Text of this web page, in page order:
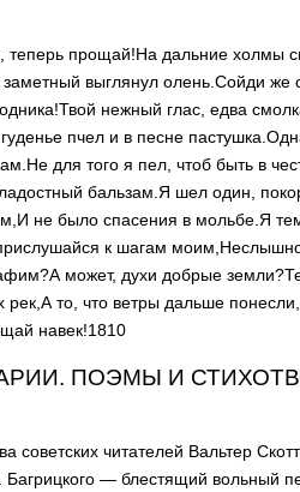
теперь прощай!На дальние холмы
выглянул олень. Сойди же
Твой нежный глас, едва
пчел и в песне пастушка.
Не для того я пел, чтоб быть в
бальзам. Я шел один,
И не было спасения в мольбе. Я
к шагам моим,
А может, духи добрые земли?
рек, А то, что ветры дальше понесли,
навек!1810
ПОЭМЫ И
советских читателей Вальтер
Багрицкого — блестящий вольный